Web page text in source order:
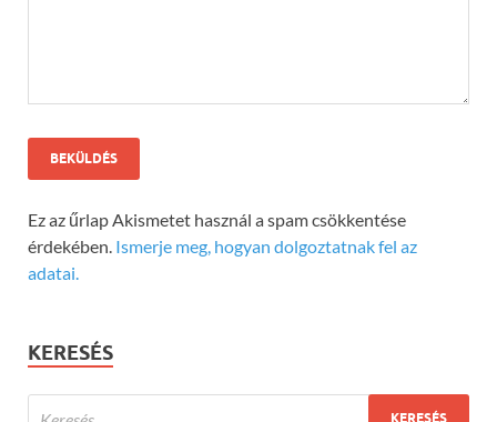
Ez az űrlap Akismetet használ a spam csökkentése
érdekében. Ismerje meg, hogyan dolgoztatnak fel az
adatai.
KERESÉS